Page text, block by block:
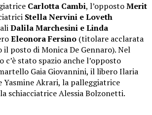
Carlotta Cambi, l’oppostoMerit
Stella Nervini e Loveth
Dalila Marchesini e Linda
Eleonora Fersino (titolare acclarata
il posto di Monica De Gennaro). Nel
c’è stato spazio anche l’opposto
Gaia Giovannini, il libero Ilaria
Akrari, la palleggiatrice
schiacciatrice Alessia Bolzonetti.